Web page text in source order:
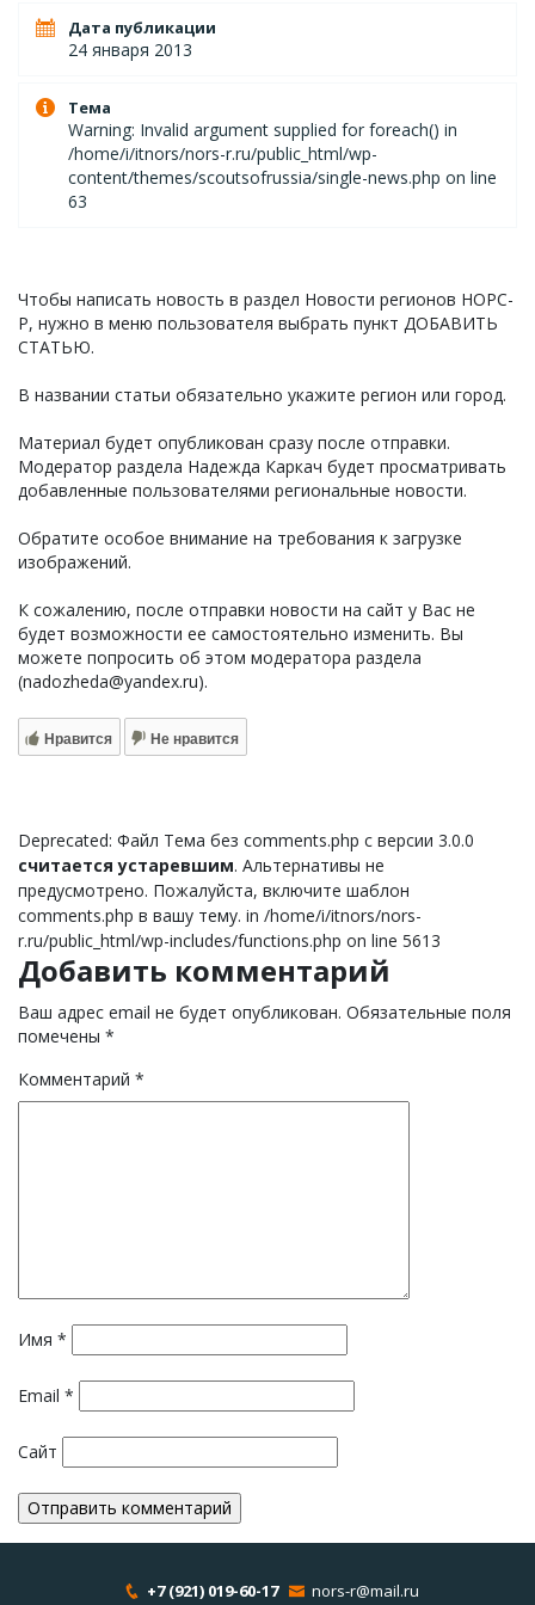
Дата публикации
24 января 2013
Тема
Warning: Invalid argument supplied for foreach() in
/home/i/itnors/nors-r.ru/public_html/wp-
content/themes/scoutsofrussia/single-news.php on line
63
Чтобы написать новость в раздел Новости регионов НОРС-
Р, нужно в меню пользователя выбрать пункт ДОБАВИТЬ
СТАТЬЮ.
В названии статьи обязательно укажите регион или город.
Материал будет опубликован сразу после отправки.
Модератор раздела Надежда Каркач будет просматривать
добавленные пользователями региональные новости.
Обратите особое внимание на требования к загрузке
изображений.
К сожалению, после отправки новости на сайт у Вас не
будет возможности ее самостоятельно изменить. Вы
можете попросить об этом модератора раздела
(nadozheda@yandex.ru).
Нравится Не нравится
Deprecated: Файл Тема без comments.php с версии 3.0.0
считается устаревшим. Альтернативы не
предусмотрено. Пожалуйста, включите шаблон
comments.php в вашу тему. in /home/i/itnors/nors-
r.ru/public_html/wp-includes/functions.php on line 5613
Добавить комментарий
Ваш адрес email не будет опубликован. Обязательные поля
помечены *
Комментарий *
Имя *
Email *
Сайт
+7 (921) 019-60-17 nors-r@mail.ru